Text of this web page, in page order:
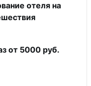
отеля на
от 5000 руб.